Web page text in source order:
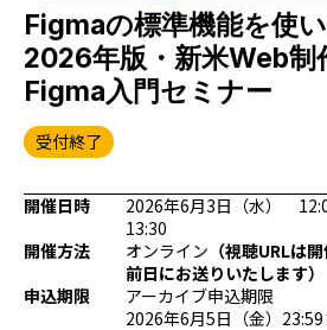
ソフトウェアサポート
BOOK
刊行順
アート/イラスト
プログラミング/ウェブ
ファッション/デザイン/他
Figmaの標準機能を使
2026年版・新米Web制
Figma入門セミナー
受付終了
開催日時
2026年6月3日（水）
13:30
開催方法
オンライン （視聴URLは
前日にお送りいたします）
申込期限
アーカイブ申込期限
2026年6月5日（金）23:59